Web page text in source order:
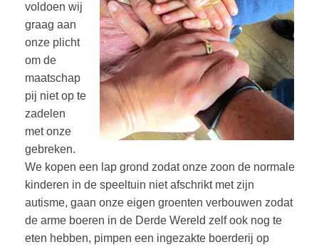
voldoen wij
graag aan
onze plicht
om de
maatschap
pij niet op te
zadelen
met onze
gebreken.
We kopen een lap grond zodat onze zoon de normale
kinderen in de speeltuin niet afschrikt met zijn
autisme, gaan onze eigen groenten verbouwen zodat
de arme boeren in de Derde Wereld zelf ook nog te
eten hebben, pimpen een ingezakte boerderij op